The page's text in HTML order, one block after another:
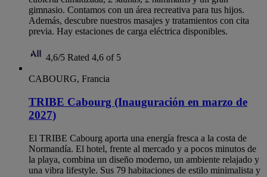
gimnasio. Contamos con un área recreativa para tus hijos.
Además, descubre nuestros masajes y tratamientos con cita
previa. Hay estaciones de carga eléctrica disponibles.
4,6/5 Rated 4,6 of 5
CABOURG, Francia
TRIBE Cabourg (Inauguración en marzo de
2027)
El TRIBE Cabourg aporta una energía fresca a la costa de
Normandía. El hotel, frente al mercado y a pocos minutos de
la playa, combina un diseño moderno, un ambiente relajado y
una vibra lifestyle. Sus 79 habitaciones de estilo minimalista y